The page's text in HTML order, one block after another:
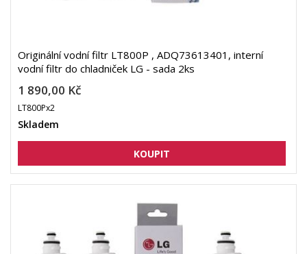
Originální vodní filtr LT800P , ADQ73613401, interní
vodní filtr do chladniček LG - sada 2ks
1 890,00 Kč
LT800Px2
Skladem